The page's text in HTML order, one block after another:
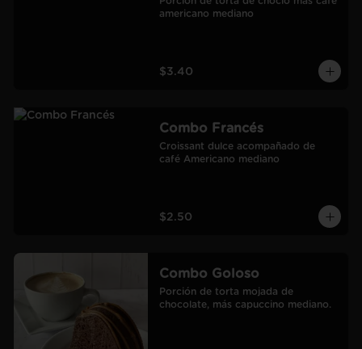
americano mediano
$3.40
Combo Francés
Croissant dulce acompañado de
café Americano mediano
$2.50
Combo Goloso
Porción de torta mojada de
chocolate, más capuccino mediano.